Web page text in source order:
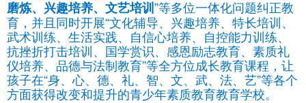
磨炼、兴趣培养、文艺培训”等多位一体化问题纠正教
育，并且同时开展“文化辅导、兴趣培养、特长培训、
武术训练、生活实践、自信心培养、自控能力训练、
抗挫折打击培训、国学赏识、感恩励志教育、素质礼
仪培养、品德与法制教育”等全方位成长教育课程，让
孩子在“身、心、德、礼、智、文、武、法、艺”等各个
方面获得改变和提升的青少年素质教育教育学校。